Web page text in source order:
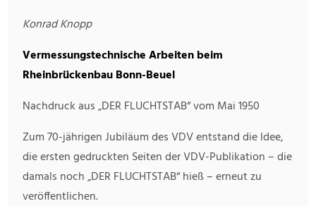
Konrad Knopp
Vermessungstechnische Arbeiten beim
Rheinbrückenbau Bonn-Beuel
Nachdruck aus „DER FLUCHTSTAB“ vom Mai 1950
Zum 70-jährigen Jubiläum des VDV entstand die Idee,
die ersten gedruckten Seiten der VDV-Publikation – die
damals noch „DER FLUCHTSTAB“ hieß – erneut zu
veröffentlichen.